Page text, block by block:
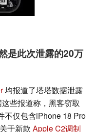
是此次泄露的20万
均报道了塔塔数据泄露
些报道称，黑客窃取
不仅包含iPhone 18 Pro
于新款 Apple C2调制